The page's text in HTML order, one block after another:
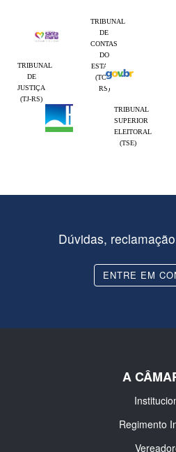
TRIBUNAL
DE
CONTAS
DO
ESTADO
(TCE-
RS)
TRIBUNAL
DE
JUSTIÇA
(TJ-RS)
TRIBUNAL
SUPERIOR
ELEITORAL
(TSE)
Dúvidas,
ENTRE EM
A
Regimento